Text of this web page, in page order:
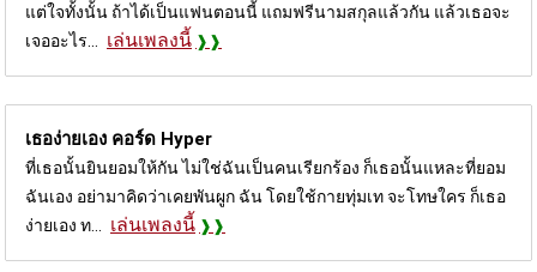
แต่ใจทั้งนั้น ถ้าได้เป็นแฟนตอนนี้ แถมฟรีนามสกุลแล้วกัน แล้วเธอจะ
เจออะไร...
เล่นเพลงนี้
เธอง่ายเอง คอร์ด Hyper
ที่เธอนั้นยินยอมให้กัน ไม่ใช่ฉันเป็นคนเรียกร้อง ก็เธอนั้นแหละที่ยอม
ฉันเอง อย่ามาคิดว่าเคยพันผูก ฉัน โดยใช้กายทุ่มเท จะโทษใคร ก็เธอ
ง่ายเอง ท...
เล่นเพลงนี้